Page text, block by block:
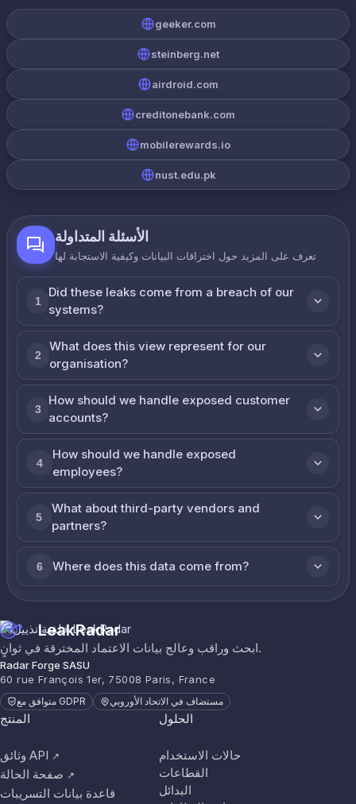
geeker.com
steinberg.net
airdroid.com
creditonebank.com
mobilerewards.io
nust.edu.pk
الأسئلة المتداولة
تعرف على المزيد حول اختراقات البيانات وكيفية الاستجابة لها
1
Did these leaks come from a breach of our
systems?
2
What does this view represent for our
organisation?
3
How should we handle exposed customer
accounts?
4
How should we handle exposed
employees?
5
What about third-party vendors and
partners?
6 Where does this data come from?
LeakRadar
ابحث وراقب وعالج بيانات الاعتماد المخترقة في ثوانٍ.
Radar Forge SASU
60 rue François 1er, 75008 Paris, France
متوافق مع GDPR مستضاف في الاتحاد الأوروبي
المنتج
وثائق API ↗
صفحة الحالة ↗
قاعدة بيانات التسريبات
الحلول
حالات الاستخدام
القطاعات
البدائل